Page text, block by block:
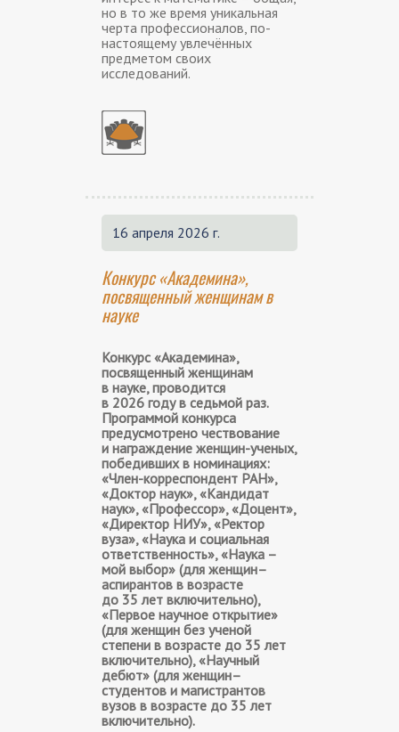
но в то же время уникальная
черта профессионалов, по-
настоящему увлечённых
предметом своих
исследований.
16 апреля 2026 г.
Конкурс «Академина»,
посвященный женщинам в
науке
Конкурс «Академина»,
посвященный женщинам
в науке, проводится
в 2026 году в седьмой раз.
Программой конкурса
предусмотрено чествование
и награждение женщин-ученых,
победивших в номинациях:
«Член-корреспондент РАН»,
«Доктор наук», «Кандидат
наук», «Профессор», «Доцент»,
«Директор НИУ», «Ректор
вуза», «Наука и социальная
ответственность», «Наука –
мой выбор» (для женщин–
аспирантов в возрасте
до 35 лет включительно),
«Первое научное открытие»
(для женщин без ученой
степени в возрасте до 35 лет
включительно), «Научный
дебют» (для женщин–
студентов и магистрантов
вузов в возрасте до 35 лет
включительно).